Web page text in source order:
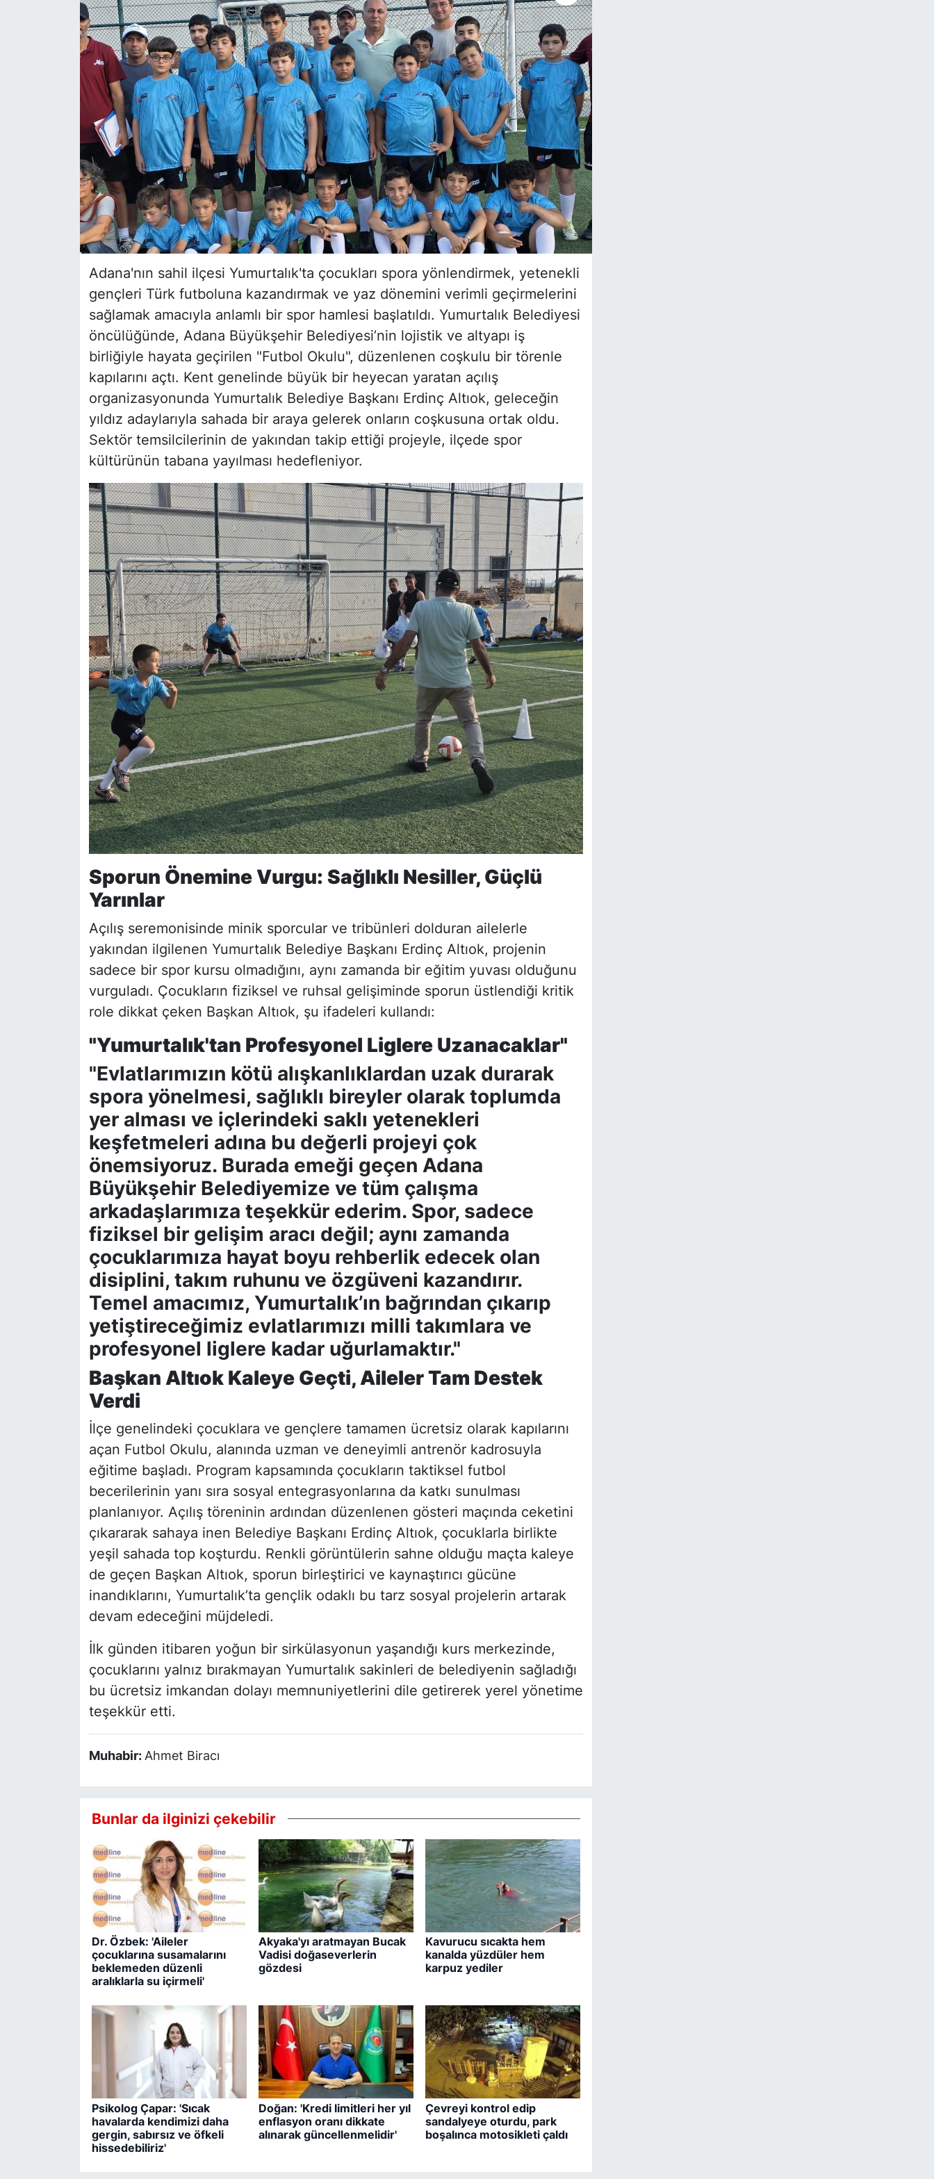
Adana'nın sahil ilçesi Yumurtalık'ta çocukları spora yönlendirmek, yetenekli
gençleri Türk futboluna kazandırmak ve yaz dönemini verimli geçirmelerini
sağlamak amacıyla anlamlı bir spor hamlesi başlatıldı. Yumurtalık Belediyesi
öncülüğünde, Adana Büyükşehir Belediyesi’nin lojistik ve altyapı iş
birliğiyle hayata geçirilen "Futbol Okulu", düzenlenen coşkulu bir törenle
kapılarını açtı. Kent genelinde büyük bir heyecan yaratan açılış
organizasyonunda Yumurtalık Belediye Başkanı Erdinç Altıok, geleceğin
yıldız adaylarıyla sahada bir araya gelerek onların coşkusuna ortak oldu.
Sektör temsilcilerinin de yakından takip ettiği projeyle, ilçede spor
kültürünün tabana yayılması hedefleniyor.
Sporun Önemine Vurgu: Sağlıklı Nesiller, Güçlü
Yarınlar
Açılış seremonisinde minik sporcular ve tribünleri dolduran ailelerle
yakından ilgilenen Yumurtalık Belediye Başkanı Erdinç Altıok, projenin
sadece bir spor kursu olmadığını, aynı zamanda bir eğitim yuvası olduğunu
vurguladı. Çocukların fiziksel ve ruhsal gelişiminde sporun üstlendiği kritik
role dikkat çeken Başkan Altıok, şu ifadeleri kullandı:
"Yumurtalık'tan Profesyonel Liglere Uzanacaklar"
"Evlatlarımızın kötü alışkanlıklardan uzak durarak
spora yönelmesi, sağlıklı bireyler olarak toplumda
yer alması ve içlerindeki saklı yetenekleri
keşfetmeleri adına bu değerli projeyi çok
önemsiyoruz. Burada emeği geçen Adana
Büyükşehir Belediyemize ve tüm çalışma
arkadaşlarımıza teşekkür ederim. Spor, sadece
fiziksel bir gelişim aracı değil; aynı zamanda
çocuklarımıza hayat boyu rehberlik edecek olan
disiplini, takım ruhunu ve özgüveni kazandırır.
Temel amacımız, Yumurtalık’ın bağrından çıkarıp
yetiştireceğimiz evlatlarımızı milli takımlara ve
profesyonel liglere kadar uğurlamaktır."
Başkan Altıok Kaleye Geçti, Aileler Tam Destek
Verdi
İlçe genelindeki çocuklara ve gençlere tamamen ücretsiz olarak kapılarını
açan Futbol Okulu, alanında uzman ve deneyimli antrenör kadrosuyla
eğitime başladı. Program kapsamında çocukların taktiksel futbol
becerilerinin yanı sıra sosyal entegrasyonlarına da katkı sunulması
planlanıyor. Açılış töreninin ardından düzenlenen gösteri maçında ceketini
çıkararak sahaya inen Belediye Başkanı Erdinç Altıok, çocuklarla birlikte
yeşil sahada top koşturdu. Renkli görüntülerin sahne olduğu maçta kaleye
de geçen Başkan Altıok, sporun birleştirici ve kaynaştırıcı gücüne
inandıklarını, Yumurtalık’ta gençlik odaklı bu tarz sosyal projelerin artarak
devam edeceğini müjdeledi.
İlk günden itibaren yoğun bir sirkülasyonun yaşandığı kurs merkezinde,
çocuklarını yalnız bırakmayan Yumurtalık sakinleri de belediyenin sağladığı
bu ücretsiz imkandan dolayı memnuniyetlerini dile getirerek yerel yönetime
teşekkür etti.
Muhabir: Ahmet Biracı
Bunlar da ilginizi çekebilir
Dr. Özbek: 'Aileler
çocuklarına susamalarını
beklemeden düzenli
aralıklarla su içirmeli'
Akyaka'yı aratmayan Bucak
Vadisi doğaseverlerin
gözdesi
Kavurucu sıcakta hem
kanalda yüzdüler hem
karpuz yediler
Psikolog Çapar: 'Sıcak
havalarda kendimizi daha
gergin, sabırsız ve öfkeli
hissedebiliriz'
Doğan: 'Kredi limitleri her yıl
enflasyon oranı dikkate
alınarak güncellenmelidir'
Çevreyi kontrol edip
sandalyeye oturdu, park
boşalınca motosikleti çaldı
Siyaset
YEREL HABER
Haberde insan